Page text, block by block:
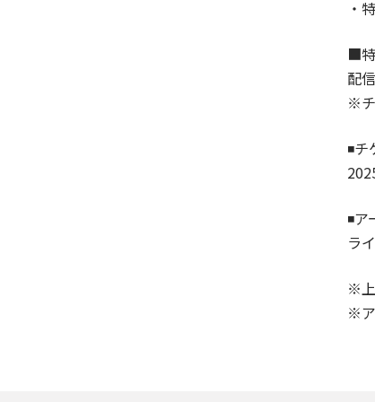
・
■
配
※チ
◾
◾
ラ
※
※ア